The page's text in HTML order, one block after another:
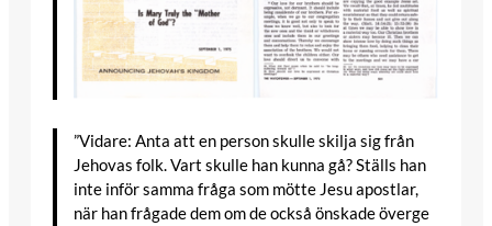
”Vidare: Anta att en person skulle skilja sig från
Jehovas folk. Vart skulle han kunna gå? Ställs han
inte inför samma fråga som mötte Jesu apostlar,
när han frågade dem om de också önskade överge